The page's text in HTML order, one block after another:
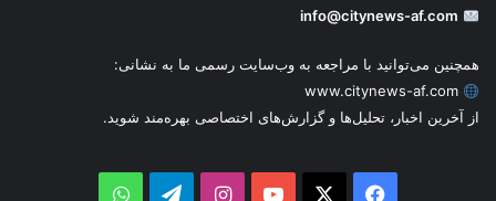
info@citynews-af.com
همچنین می‌توانید با مراجعه به وب‌سایت رسمی ما به نشانی:
www.citynews-af.com
از آخرین اخبار، تحلیل‌ها و گزارش‌های اختصاصی بهره‌مند شوید.
Facebook
YouTube
Instagram
Telegram
WhatsApp